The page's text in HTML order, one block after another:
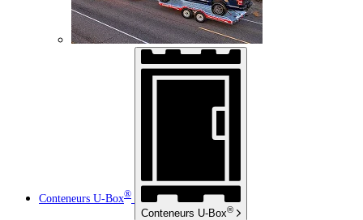
Conteneurs U-Box®
Conteneurs U-Box®